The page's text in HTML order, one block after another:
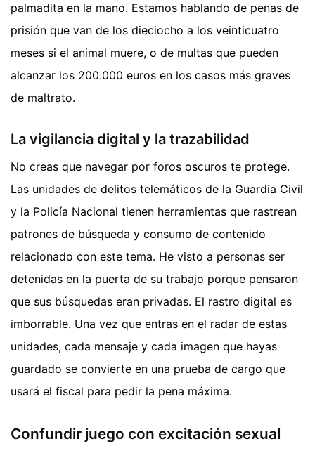
palmadita en la mano. Estamos hablando de penas de
prisión que van de los dieciocho a los veinticuatro
meses si el animal muere, o de multas que pueden
alcanzar los 200.000 euros en los casos más graves
de maltrato.
La vigilancia digital y la trazabilidad
No creas que navegar por foros oscuros te protege.
Las unidades de delitos telemáticos de la Guardia Civil
y la Policía Nacional tienen herramientas que rastrean
patrones de búsqueda y consumo de contenido
relacionado con este tema. He visto a personas ser
detenidas en la puerta de su trabajo porque pensaron
que sus búsquedas eran privadas. El rastro digital es
imborrable. Una vez que entras en el radar de estas
unidades, cada mensaje y cada imagen que hayas
guardado se convierte en una prueba de cargo que
usará el fiscal para pedir la pena máxima.
Confundir juego con excitación sexual